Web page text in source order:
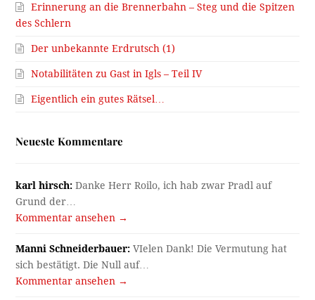
Erinnerung an die Brennerbahn – Steg und die Spitzen
des Schlern
Der unbekannte Erdrutsch (1)
Notabilitäten zu Gast in Igls – Teil IV
Eigentlich ein gutes Rätsel…
Neueste Kommentare
karl hirsch: Danke Herr Roilo, ich hab zwar Pradl auf
Grund der…
Kommentar ansehen →
Manni Schneiderbauer: VIelen Dank! Die Vermutung hat
sich bestätigt. Die Null auf…
Kommentar ansehen →